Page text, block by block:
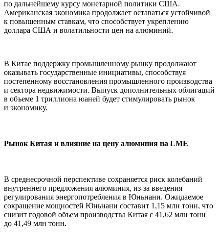
по дальнейшему курсу монетарной политики США.
Американская экономика продолжает оставаться устойчивой
к повышенным ставкам, что способствует укреплению
доллара США и волатильности цен на алюминий.
В Китае поддержку промышленному рынку продолжают
оказывать государственные инициативы, способствуя
постепенному восстановления промышленного производства
и сектора недвижимости. Выпуск дополнительных облигаций
в объеме 1 триллиона юаней будет стимулировать рынок
и экономику.
Рынок Китая и влияние на цену алюминия на LME
В среднесрочной перспективе сохраняется риск колебаний
внутреннего предложения алюминия, из-за введения
регулирования энергопотребления в Юньнани. Ожидаемое
сокращение мощностей Юньнани составит 1,15 млн тонн, что
снизит годовой объем производства Китая с 41,62 млн тонн
до 41,49 млн тонн.